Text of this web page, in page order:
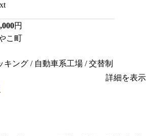
円
こ町
キング / 自動車系工場 / 交替制
詳細を表示